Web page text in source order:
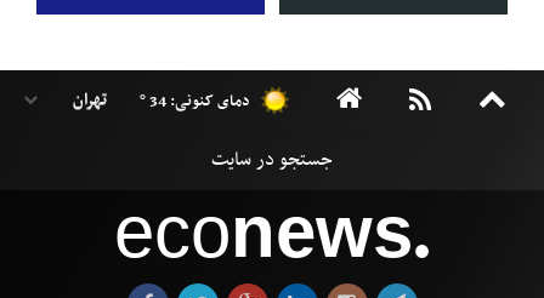
دمای کنونی: 34 °
econews●